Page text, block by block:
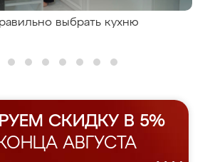
выбрать кухню
СКИДКУ В 5%
АВГУСТА